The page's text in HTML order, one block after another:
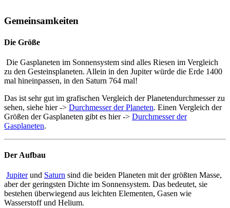
Gemeinsamkeiten
Die Größe
Die Gasplaneten im Sonnensystem sind alles Riesen im Vergleich
zu den Gesteinsplaneten. Allein in den Jupiter würde die Erde 1400
mal hineinpassen, in den Saturn 764 mal!
Das ist sehr gut im grafischen Vergleich der Planetendurchmesser zu
sehen, siehe hier -> Durchmesser der Planeten. Einen Vergleich der
Größen der Gasplaneten gibt es hier -> Durchmesser der
Gasplaneten.
Der Aufbau
Jupiterund Saturn sind die beiden Planeten mit der größten Masse,
aber der geringsten Dichte im Sonnensystem. Das bedeutet, sie
bestehen überwiegend aus leichten Elementen, Gasen wie
Wasserstoff und Helium.